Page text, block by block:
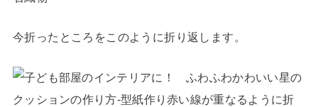
今折ったところをこのように折り返します。